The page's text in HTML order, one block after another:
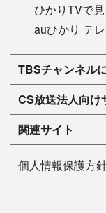
ひかりTVで
auひかり テ
TBSチャンネ
TBSチャンネ
マンスリーガ
TBSチャンネル
TBSチャンネ
FAQ・よくあ
インフォメー
プレゼント
CS放送法人向け
法人向けサー
TBSチャンネ
TBSチャンネ
今月放送
ドラマ
バラエティ
音楽
関連サイト
BS-TBS
個人情報保護方